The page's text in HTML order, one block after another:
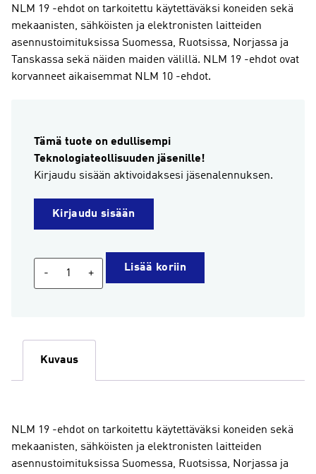
NLM 19 -ehdot on tarkoitettu käytettäväksi koneiden sekä
mekaanisten, sähköisten ja elektronisten laitteiden
asennustoimituksissa Suomessa, Ruotsissa, Norjassa ja
Tanskassa sekä näiden maiden välillä. NLM 19 -ehdot ovat
korvanneet aikaisemmat NLM 10 -ehdot.
Tämä tuote on edullisempi
Teknologiateollisuuden jäsenille!
Kirjaudu sisään aktivoidaksesi jäsenalennuksen.
Kirjaudu sisään
-
asennustoimitusehdot
+ Lisää koriin
Kuvaus
NLM 19 -ehdot on tarkoitettu käytettäväksi koneiden sekä
mekaanisten, sähköisten ja elektronisten laitteiden
asennustoimituksissa Suomessa, Ruotsissa, Norjassa ja